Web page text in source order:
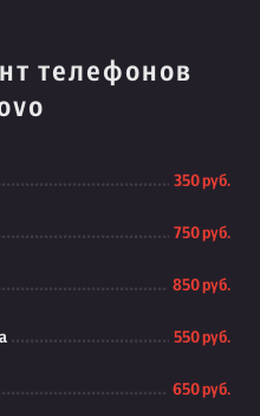
телефонов
350 руб.
750 руб.
850 руб.
550 руб.
650 руб.